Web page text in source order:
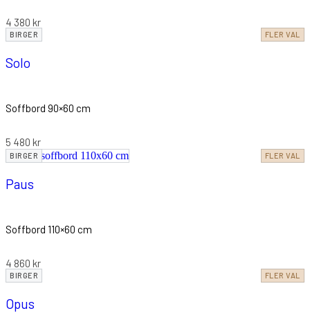
4 380 kr
BIRGER FLER VAL
Solo
Soffbord 90×60 cm
5 480 kr
BIRGER FLER VAL
Paus
Soffbord 110×60 cm
4 860 kr
BIRGER FLER VAL
Opus